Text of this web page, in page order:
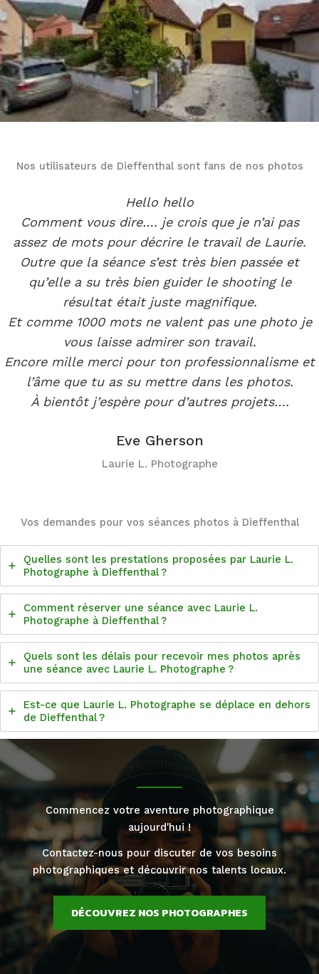
Nos utilisateurs de Dieffenthal sont fans de nos photos
Hello hello
Comment vous dire…. je crois que je n’ai pas
assez de mots pour décrire le travail de Laurie.
Outre que la séance s’est très bien passée et
qu’elle a su très bien guider le shooting le
résultat était juste magnifique.
Et comme 1000 mots ne valent pas une photo je
vous laisse admirer son travail.
Encore mille merci pour ton professionnalisme et
l’âme que tu as su mettre dans les photos.
À bientôt j’espère pour d’autres projets….
Eve Gherson
Laurie L. Photographe
Vos demandes pour vos séances photos à Dieffenthal
Quelles sont les prestations proposées par Laurie L.
Photographe à Dieffenthal ?
Comment réserver une séance avec Laurie L.
Photographe à Dieffenthal ?
Quels sont les délais pour recevoir mes photos après
une séance avec Laurie L. Photographe ?
Est-ce que Laurie L. Photographe se déplace en dehors
de Dieffenthal ?
Commencez votre aventure photographique
aujourd'hui !
Contactez-nous pour discuter de vos besoins
photographiques et découvrir nos talents locaux.
DÉCOUVREZ NOS PHOTOGRAPHES